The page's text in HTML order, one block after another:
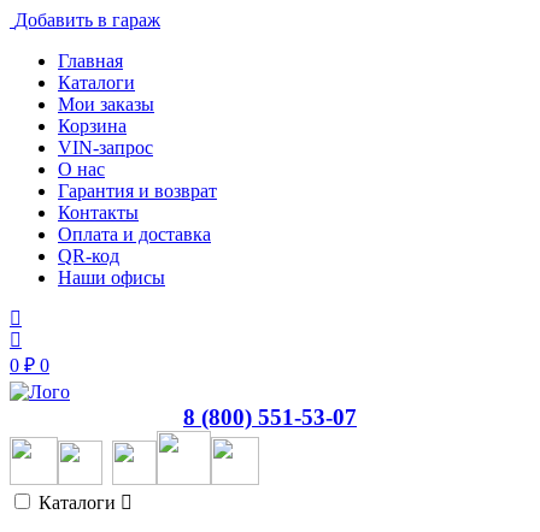
Добавить в гараж
Главная
Каталоги
Мои заказы
Корзина
VIN-запрос
О нас
Гарантия и возврат
Контакты
Оплата и доставка
QR-код
Наши офисы
0 ₽ 0
8 (800) 551-53-07
Каталоги